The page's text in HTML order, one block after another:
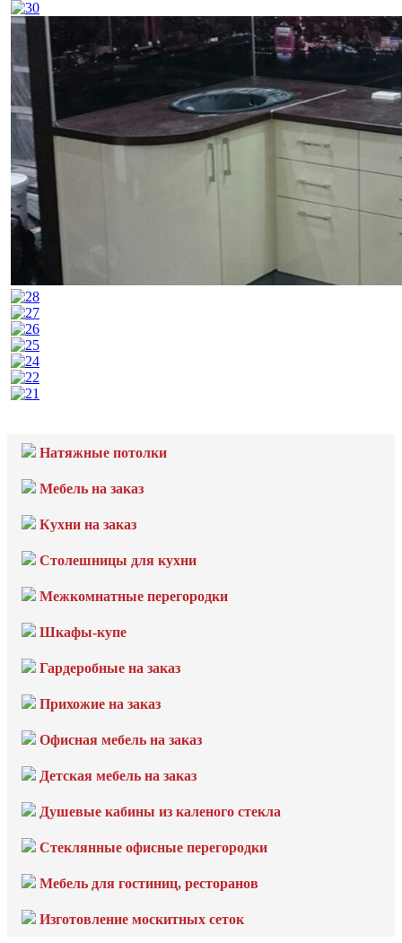
Натяжные потолки
Мебель на заказ
Кухни на заказ
Столешницы для кухни
Межкомнатные перегородки
Шкафы-купе
Гардеробные на заказ
Прихожие на заказ
Офисная мебель на заказ
Детская мебель на заказ
Душевые кабины из каленого стекла
Стеклянные офисные перегородки
Мебель для гостиниц, ресторанов
Изготовление москитных сеток